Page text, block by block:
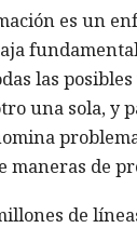
es un
las posibles
una sola, y
maneras de
de